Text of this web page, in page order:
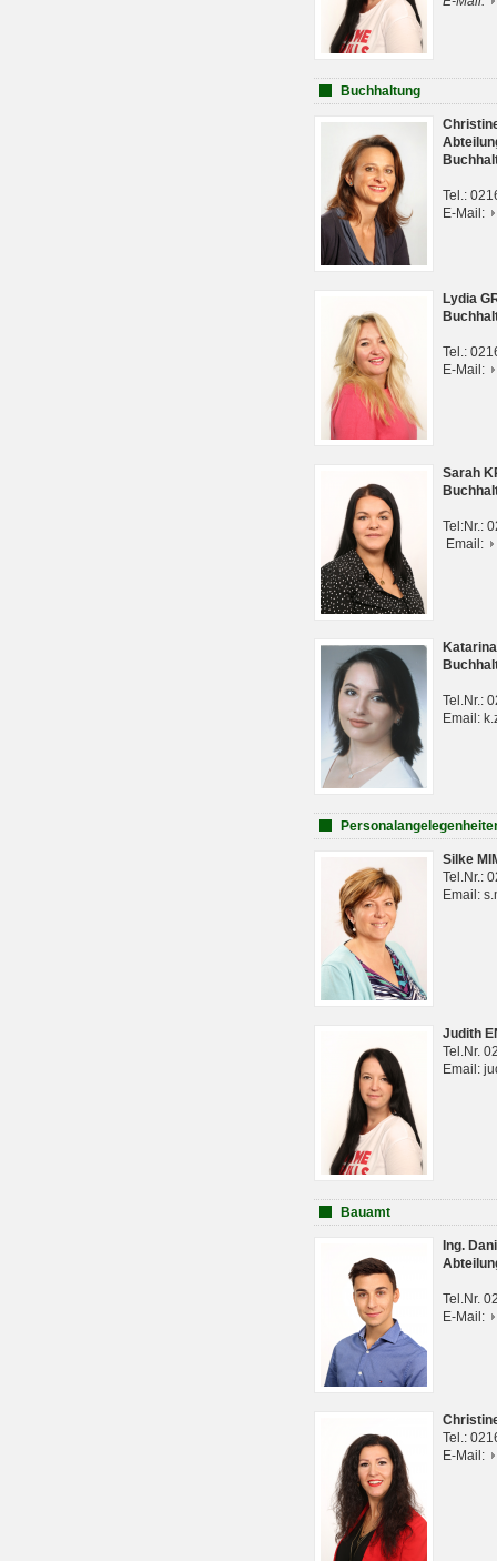
Buchhaltung
Tel.:
E-Mail:
Lydia
Tel.:
E-Mail:
Sarah
Tel:Nr.:
Email:
Tel.Nr.:
Email:
Silke
Tel.Nr.:
Email:
Judith
Tel.Nr.
Email:
Bauamt
Ing.
Tel.Nr.
E-Mail:
Tel.:
E-Mail: